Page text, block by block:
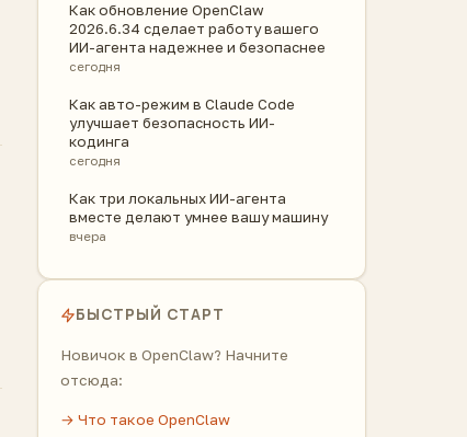
Как обновление OpenClaw
2026.6.34 сделает работу вашего
ИИ-агента надежнее и безопаснее
сегодня
Как авто-режим в Claude Code
улучшает безопасность ИИ-
кодинга
сегодня
Как три локальных ИИ-агента
вместе делают умнее вашу машину
вчера
БЫСТРЫЙ СТАРТ
Новичок в OpenClaw? Начните
отсюда:
→ Что такое OpenClaw